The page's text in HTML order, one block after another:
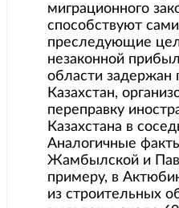
миграционного
способствуют
преследующие
незаконной
области задержан
Казахстан,
переправку
Казахстана в
Аналогичные
Жамбылской и
примеру, в
из строительных